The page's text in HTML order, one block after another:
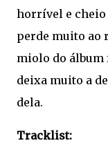
horrível e cheio
perde muito ao
miolo do álbum
deixa muito a
dela.
Tracklist: